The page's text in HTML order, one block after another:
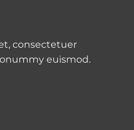
consectetuer
euismod.